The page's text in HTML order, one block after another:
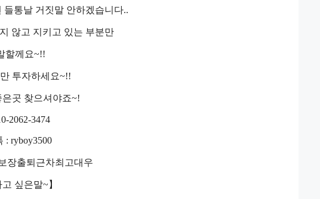
들통날 거짓말 안하겠습니다..
않고 지키고 있는 부분만
할께요~!!
투자하세요~!!
은곳 찾으셔야죠~!
2062-3474
: ryboy3500
장출퇴근차최고대우
고 싶은말~】